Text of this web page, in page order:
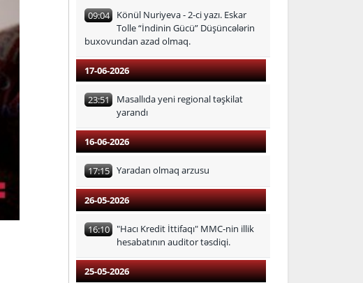
09:04
Könül Nuriyeva - 2-ci yazı. Eskar
Tolle “İndinin Gücü” Düşüncələrin
buxovundan azad olmaq.
17-06-2026
23:51
Masallıda yeni regional təşkilat
yarandı
16-06-2026
17:15 Yaradan olmaq arzusu
26-05-2026
16:10 "Hacı Kredit İttifaqı" MMC-nin illik
hesabatının auditor təsdiqi.
25-05-2026